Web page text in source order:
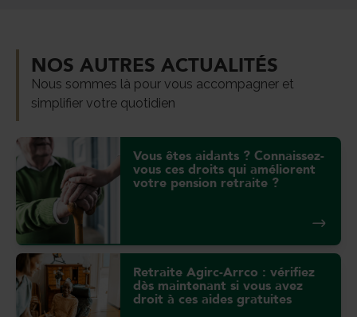
NOS AUTRES ACTUALITÉS
Nous sommes là pour vous accompagner et
simplifier votre quotidien
Vous êtes aidants ? Connaissez-
vous ces droits qui améliorent
votre pension retraite ?
Retraite Agirc-Arrco : vérifiez
dès maintenant si vous avez
droit à ces aides gratuites